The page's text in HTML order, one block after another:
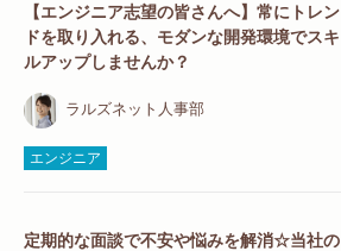
【エンジニア志望の皆さんへ】常にトレン
ドを取り入れる、モダンな開発環境でスキ
ルアップしませんか？
ラルズネット人事部
エンジニア
定期的な面談で不安や悩みを解消☆当社の